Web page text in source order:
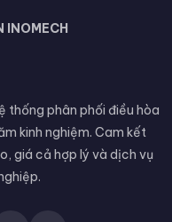
INOMECH
thống phân phối điều hòa
kinh nghiệm. Cam kết
giá cả hợp lý và dịch vụ